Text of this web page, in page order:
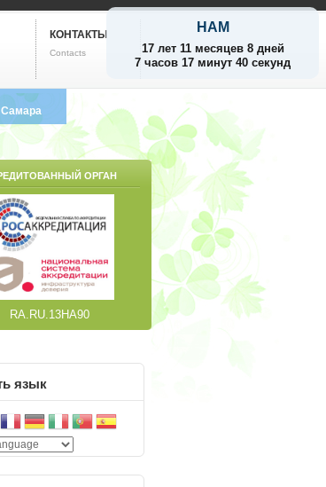
НАМ
17 лет 11 месяцев 8 дней
7 часов 17 минут 41 секунда
КОНТАКТЫ
Contacts
Самара
212-9733
ОРГАН
RA.RU.13НА90
язык